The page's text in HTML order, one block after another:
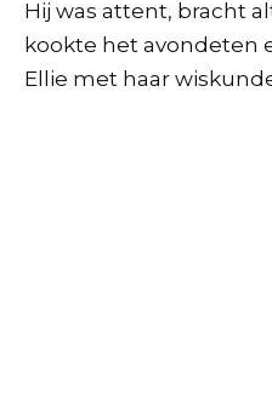
Hij was attent, bracht
kookte het avondeten
Ellie met haar